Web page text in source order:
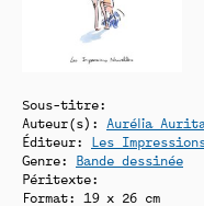
Sous-titre:
Auteur(s): Aurélia
Éditeur: Les
Genre: Bande dessinée
Péritexte:
Format: 19 x 26 cm